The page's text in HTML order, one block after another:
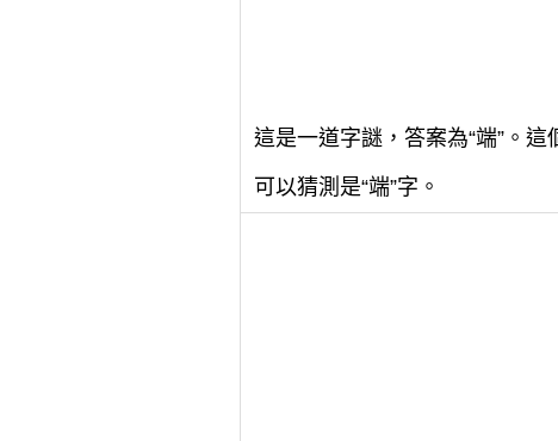
這是一道字謎，答案為“端”。這
可以猜測是“端”字。